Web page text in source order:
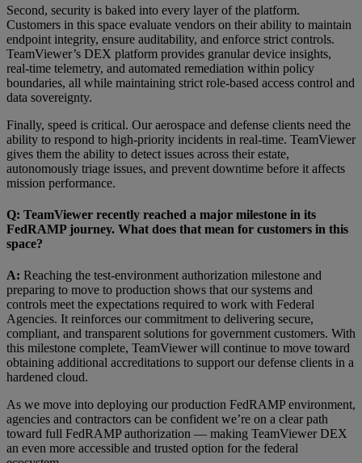
Second, security is baked into every layer of the platform.
Customers in this space evaluate vendors on their ability to maintain
endpoint integrity, ensure auditability, and enforce strict controls.
TeamViewer’s DEX platform provides granular device insights,
real-time telemetry, and automated remediation within policy
boundaries, all while maintaining strict role-based access control and
data sovereignty.
Finally, speed is critical. Our aerospace and defense clients need the
ability to respond to high-priority incidents in real-time. TeamViewer
gives them the ability to detect issues across their estate,
autonomously triage issues, and prevent downtime before it affects
mission performance.
Q: TeamViewer recently reached a major milestone in its
FedRAMP journey. What does that mean for customers in this
space?
A: Reaching the test-environment authorization milestone and
preparing to move to production shows that our systems and
controls meet the expectations required to work with Federal
Agencies. It reinforces our commitment to delivering secure,
compliant, and transparent solutions for government customers. With
this milestone complete, TeamViewer will continue to move toward
obtaining additional accreditations to support our defense clients in a
hardened cloud.
As we move into deploying our production FedRAMP environment,
agencies and contractors can be confident we’re on a clear path
toward full FedRAMP authorization — making TeamViewer DEX
an even more accessible and trusted option for the federal